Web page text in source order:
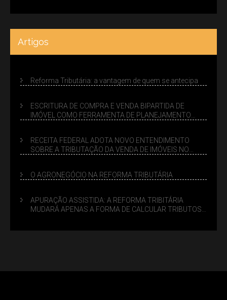
Artigos
Reforma Tributária: a vantagem de quem se antecipa
ESCRITURA DE COMPRA E VENDA BIPARTIDA DE
IMÓVEL COMO FERRAMENTA DE PLANEJAMENTO
RECEITA FEDERAL ADOTA NOVO ENTENDIMENTO
SOBRE A TRIBUTAÇÃO DA VENDA DE IMÓVEIS NO
O AGRONEGÓCIO NA REFORMA TRIBUTÁRIA
APURAÇÃO ASSISTIDA: A REFORMA TRIBITÁRIA
MUDARÁ APENAS A FORMA DE CALCULAR TRIBUTOS